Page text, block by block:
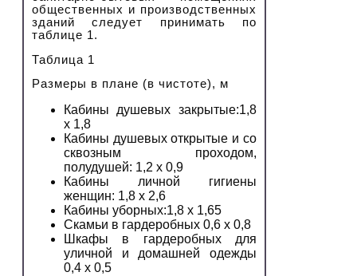
общественных и производственных
зданий следует принимать по
таблице 1.
Таблица 1
Размеры в плане (в чистоте), м
Кабины душевых закрытые:1,8
х 1,8
Кабины душевых открытые и со
сквозным проходом,
полудушей: 1,2 х 0,9
Кабины личной гигиены
женщин: 1,8 х 2,6
Кабины уборных:1,8 х 1,65
Скамьи в гардеробных 0,6 х 0,8
Шкафы в гардеробных для
уличной и домашней одежды
0,4 х 0,5